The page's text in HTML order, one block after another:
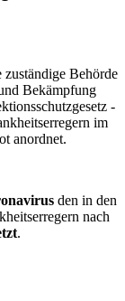
Behörde
Bekämpfung
-
im
anordnet.
den in den
nach
.